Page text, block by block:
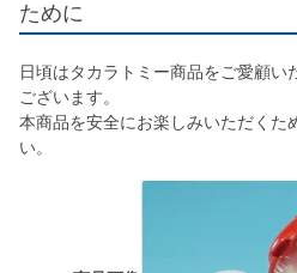
ために
日頃はタカラトミー商品をご愛顧い
ございます。
本商品を安全にお楽しみいただくた
い。